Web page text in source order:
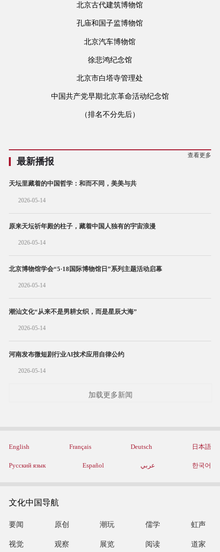
北京古代建筑博物馆
孔庙和国子监博物馆
北京汽车博物馆
徐悲鸿纪念馆
北京市白塔寺管理处
中国共产党早期北京革命活动纪念馆
（排名不分先后）
最新播报
查看更多
天坛里藏着的中国哲学：和而不同，美美与共
2026-05-14
原来天坛祈年殿的柱子，藏着中国人独有的宇宙浪漫
2026-05-14
北京博物馆学会“5·18国际博物馆日”系列主题活动启幕
2026-05-14
潮汕文化“从来不是男耕女织，而是星辰大海”
2026-05-14
河南发布微短剧行业AI技术应用自律公约
2026-05-14
加载更多新闻
English Français Deutsch 日本語
Русский язык Español عربي 한국어
文化中国导航
要闻 原创 潮玩 儒学 虹声
视觉 观察 展览 阅读 道家